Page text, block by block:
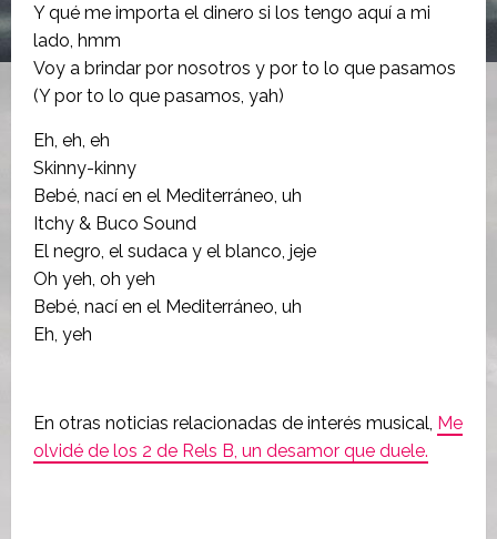
Y qué me importa el dinero si los tengo aquí a mi
lado, hmm
Voy a brindar por nosotros y por to lo que pasamos
(Y por to lo que pasamos, yah)
Eh, eh, eh
Skinny-kinny
Bebé, nací en el Mediterráneo, uh
Itchy & Buco Sound
El negro, el sudaca y el blanco, jeje
Oh yeh, oh yeh
Bebé, nací en el Mediterráneo, uh
Eh, yeh
En otras noticias relacionadas de interés musical, Me
olvidé de los 2 de Rels B, un desamor que duele.